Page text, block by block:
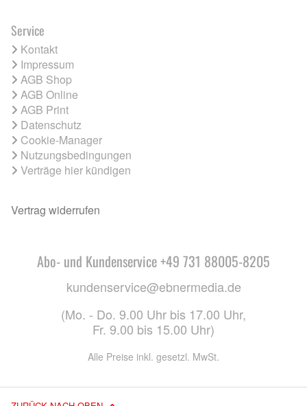
Service
Kontakt
Impressum
AGB Shop
AGB Online
AGB Print
Datenschutz
Cookie-Manager
Nutzungsbedingungen
Verträge hier kündigen
Vertrag widerrufen
Abo- und Kundenservice +49 731 88005-8205
kundenservice@ebnermedia.de
(Mo. - Do. 9.00 Uhr bis 17.00 Uhr,
Fr. 9.00 bis 15.00 Uhr)
Alle Preise inkl. gesetzl. MwSt.